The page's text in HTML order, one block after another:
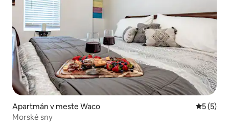
Apartmán v meste Waco
5 (5)
Morské sny